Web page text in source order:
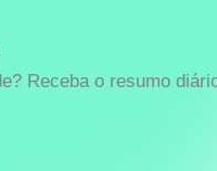
Receba o resumo